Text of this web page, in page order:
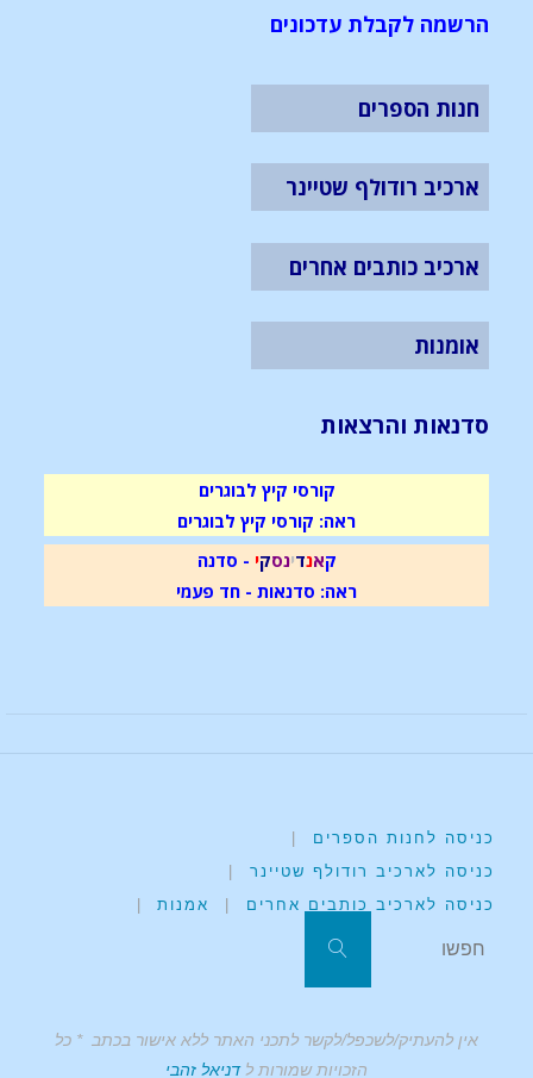
הרשמה לקבלת עדכונים
חנות הספרים
ארכיב רודולף שטיינר
ארכיב כותבים אחרים
אומנות
סדנאות והרצאות
קורסי קיץ לבוגרים
ראה: קורסי קיץ לבוגרים
קאנדינסקי - סדנה
ראה: סדנאות - חד פעמי
כניסה לחנות הספרים
|
כניסה לארכיב רודולף שטיינר
|
כניסה לארכיב כותבים אחרים
| אמנות |
אין להעתיק/לשכפל/לקשר לתכני האתר ללא אישור בכתב * כל
הזכויות שמורות לדניאל זהבי